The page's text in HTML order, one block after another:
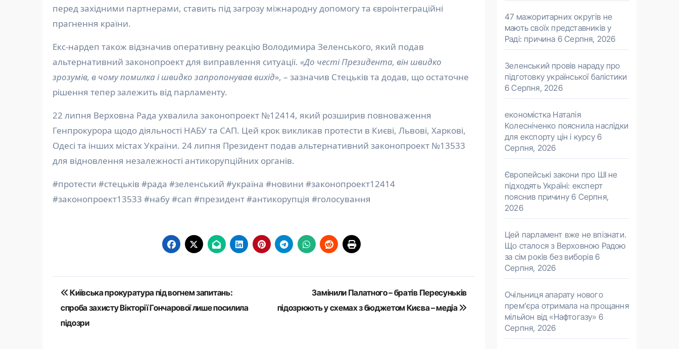
перед західними партнерами, ставить під загрозу міжнародну допомогу та євроінтеграційні
прагнення країни.
Екс-нардеп також відзначив оперативну реакцію Володимира Зеленського, який подав
альтернативний законопроект для виправлення ситуації. «До честі Президента, він швидко
зрозумів, в чому помилка і швидко запропонував вихід», – зазначив Стецьків та додав, що остаточне
рішення тепер залежить від парламенту.
22 липня Верховна Рада ухвалила законопроект №12414, який розширив повноваження
Генпрокурора щодо діяльності НАБУ та САП. Цей крок викликав протести в Києві, Львові, Харкові,
Одесі та інших містах України. 24 липня Президент подав альтернативний законопроект №13533
для відновлення незалежності антикорупційних органів.
#протести #стецьків #рада #зеленський #україна #новини #законопроект12414
#законопроект13533 #набу #сап #президент #антикорупція #голосування
Навігація
записів
Київська прокуратура під вогнем запитань:
спроба захисту Вікторії Гончарової лише посилила
підозри
Замінили Палатного – братів Пересуньків
підозрюють у схемах з бюджетом Києва – медіа
47 мажоритарних округів не
мають своїх представників у
Раді: причина 6 Серпня, 2026
Зеленський провів нараду про
підготовку української балістики
6 Серпня, 2026
економістка Наталія
Колесніченко пояснила наслідки
для експорту цін і курсу 6
Серпня, 2026
Європейські закони про ШІ не
підходять Україні: експерт
пояснив причину 6 Серпня,
2026
Цей парламент вже не впізнати.
Що сталося з Верховною Радою
за сім років без виборів 6
Серпня, 2026
Очільниця апарату нового
прем’єра отримала на прощання
мільйон від «Нафтогазу» 6
Серпня, 2026